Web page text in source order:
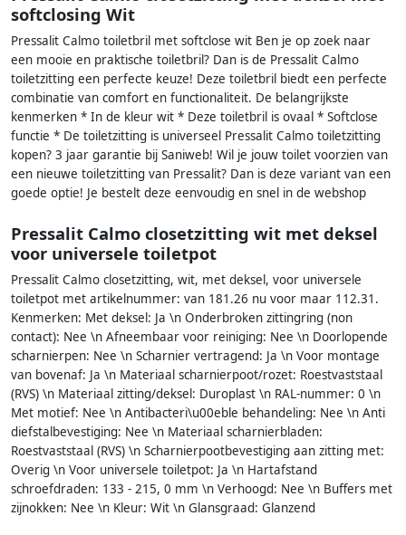
softclosing Wit
Pressalit Calmo toiletbril met softclose wit Ben je op zoek naar
een mooie en praktische toiletbril? Dan is de Pressalit Calmo
toiletzitting een perfecte keuze! Deze toiletbril biedt een perfecte
combinatie van comfort en functionaliteit. De belangrijkste
kenmerken * In de kleur wit * Deze toiletbril is ovaal * Softclose
functie * De toiletzitting is universeel Pressalit Calmo toiletzitting
kopen? 3 jaar garantie bij Saniweb! Wil je jouw toilet voorzien van
een nieuwe toiletzitting van Pressalit? Dan is deze variant van een
goede optie! Je bestelt deze eenvoudig en snel in de webshop
Pressalit Calmo closetzitting wit met deksel
voor universele toiletpot
Pressalit Calmo closetzitting, wit, met deksel, voor universele
toiletpot met artikelnummer: van 181.26 nu voor maar 112.31.
Kenmerken: Met deksel: Ja \n Onderbroken zittingring (non
contact): Nee \n Afneembaar voor reiniging: Nee \n Doorlopende
scharnierpen: Nee \n Scharnier vertragend: Ja \n Voor montage
van bovenaf: Ja \n Materiaal scharnierpoot/rozet: Roestvaststaal
(RVS) \n Materiaal zitting/deksel: Duroplast \n RAL-nummer: 0 \n
Met motief: Nee \n Antibacteri\u00eble behandeling: Nee \n Anti
diefstalbevestiging: Nee \n Materiaal scharnierbladen:
Roestvaststaal (RVS) \n Scharnierpootbevestiging aan zitting met:
Overig \n Voor universele toiletpot: Ja \n Hartafstand
schroefdraden: 133 - 215, 0 mm \n Verhoogd: Nee \n Buffers met
zijnokken: Nee \n Kleur: Wit \n Glansgraad: Glanzend